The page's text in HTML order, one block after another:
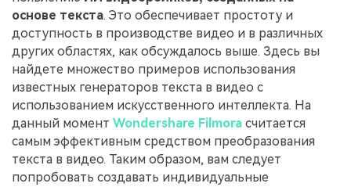
основе текста. Это обеспечивает простоту и
доступность в производстве видео и в различных
других областях, как обсуждалось выше. Здесь вы
найдете множество примеров использования
известных генераторов текста в видео с
использованием искусственного интеллекта. На
данный момент Wondershare Filmora считается
самым эффективным средством преобразования
текста в видео. Таким образом, вам следует
попробовать создавать индивидуальные